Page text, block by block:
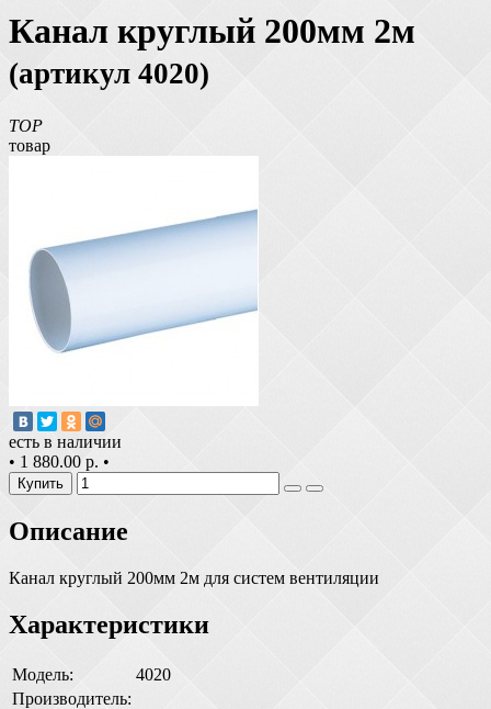
Канал круглый 200мм 2м
(артикул 4020)
TOP
товар
есть в наличии
• 1 880.00 р. •
Купить
Описание
Канал круглый 200мм 2м для систем вентиляции
Характеристики
Модель:
4020
Производитель: